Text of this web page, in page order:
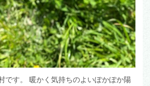
です。 暖かく気持ちのよいぽかぽか陽